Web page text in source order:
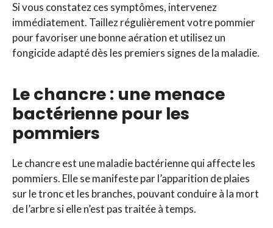
Si vous constatez ces symptômes, intervenez
immédiatement. Taillez régulièrement votre pommier
pour favoriser une bonne aération et utilisez un
fongicide adapté dès les premiers signes de la maladie.
Le chancre : une menace
bactérienne pour les
pommiers
Le chancre est une maladie bactérienne qui affecte les
pommiers. Elle se manifeste par l’apparition de plaies
sur le tronc et les branches, pouvant conduire à la mort
de l’arbre si elle n’est pas traitée à temps.